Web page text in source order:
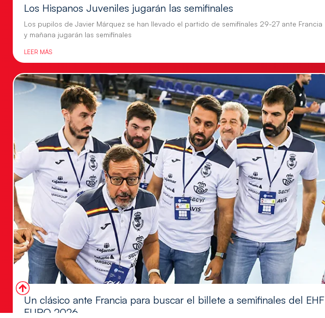
Los Hispanos Juveniles jugarán las semifinales
Los pupilos de Javier Márquez se han llevado el partido de semifinales 29-27 ante Francia
y mañana jugarán las semifinales
LEER MÁS
Un clásico ante Francia para buscar el billete a semifinales del EHF
EURO 2026